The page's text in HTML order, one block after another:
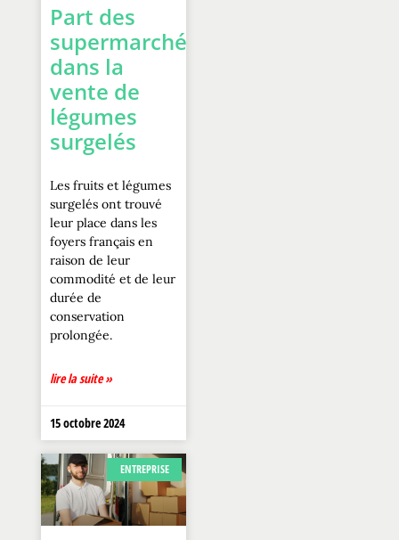
Part des
supermarchés
dans la
vente de
légumes
surgelés
Les fruits et légumes
surgelés ont trouvé
leur place dans les
foyers français en
raison de leur
commodité et de leur
durée de
conservation
prolongée.
lire la suite »
15 octobre 2024
ENTREPRISE